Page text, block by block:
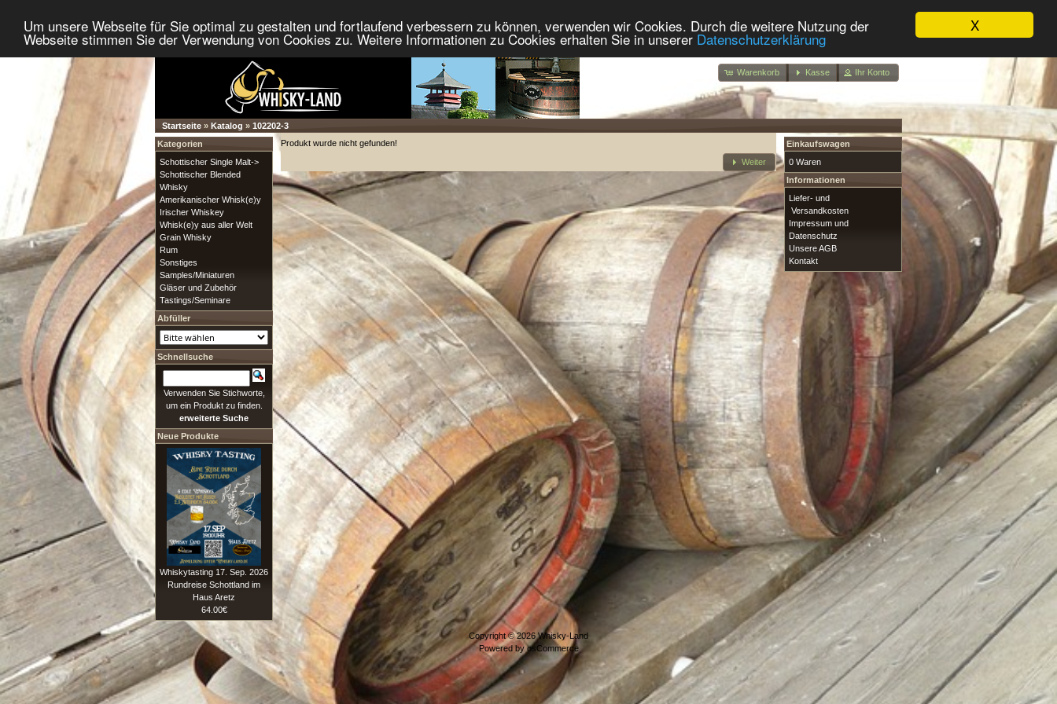
X
Um unsere Webseite für Sie optimal zu gestalten und fortlaufend verbessern zu können, verwenden wir Cookies. Durch die weitere Nutzung der
Webseite stimmen Sie der Verwendung von Cookies zu. Weitere Informationen zu Cookies erhalten Sie in unserer Datenschutzerklärung
Warenkorb Kasse Ihr Konto
Startseite » Katalog » 102202-3
Produkt wurde nicht gefunden!
Weiter
Kategorien
Schottischer Single Malt->
Schottischer Blended
Whisky
Amerikanischer Whisk(e)y
Irischer Whiskey
Whisk(e)y aus aller Welt
Grain Whisky
Rum
Sonstiges
Samples/Miniaturen
Gläser und Zubehör
Tastings/Seminare
Abfüller
Schnellsuche
Verwenden Sie Stichworte,
um ein Produkt zu finden.
erweiterte Suche
Neue Produkte
Whiskytasting 17. Sep. 2026
Rundreise Schottland im
Haus Aretz
64.00€
Einkaufswagen
0 Waren
Informationen
Liefer- und
Versandkosten
Impressum und
Datenschutz
Unsere AGB
Kontakt
Copyright © 2026Whisky-Land
Powered byosCommerce